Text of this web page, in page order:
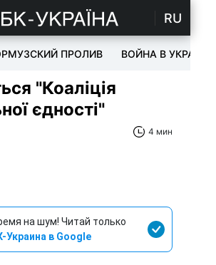
RU
ПРОЛИВ ВОЙНА В УКРАИНЕ
"Коаліція
єдності"
4 мин
на шум! Читай только
Украина в Google